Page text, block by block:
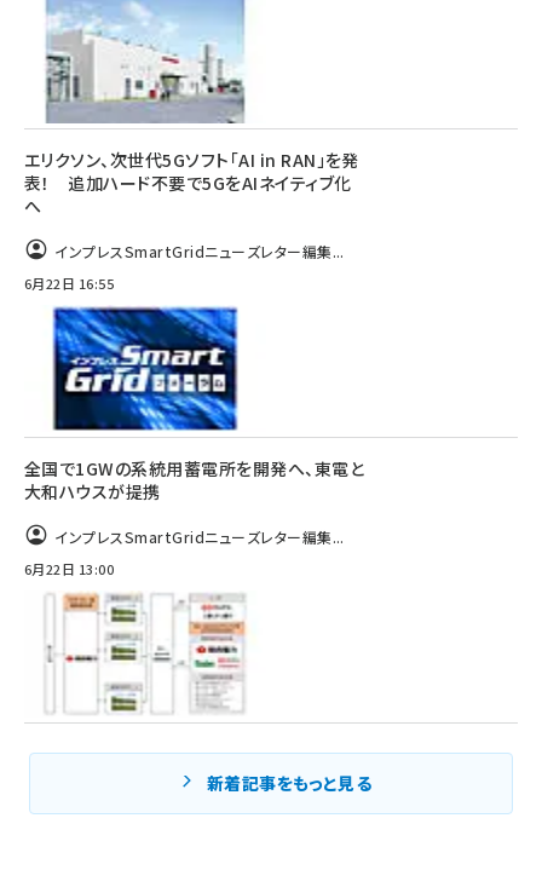
エリクソン、次世代5Gソフト「AI in RAN」を発
表！ 追加ハード不要で5GをAIネイティブ化
へ
インプレスSmartGridニューズレター編集...
6月22日 16:55
全国で1GWの系統用蓄電所を開発へ、東電と
大和ハウスが提携
インプレスSmartGridニューズレター編集...
6月22日 13:00
新着記事をもっと見る